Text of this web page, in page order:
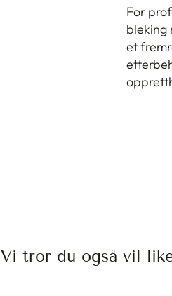
For
bleking
et
Vi tror du også vil